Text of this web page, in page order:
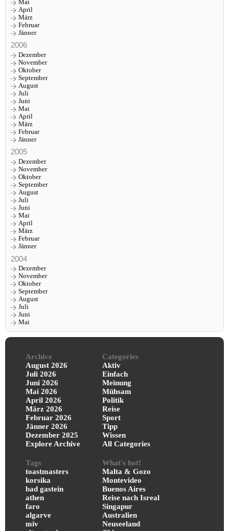
Mai
April
März
Februar
Jänner
2006
Dezember
November
Oktober
September
August
Juli
Juni
Mai
April
März
Februar
Jänner
2005
Dezember
November
Oktober
September
August
Juli
Juni
Mai
April
März
Februar
Jänner
2004
Dezember
November
Oktober
September
August
Juli
Juni
Mai
Archive
August 2026
Juli 2026
Juni 2026
Mai 2026
April 2026
März 2026
Februar 2026
Jänner 2026
Dezember 2025
Explore Archive
Categories
Aktiv
Einfach
Meinung
Mühsam
Politik
Reise
Sport
Tipp
Wissen
All Categories
Tags
toastmasters
korsika
bad gastein
athen
faro
algarve
miv
What's hot!
Malta & Gozo
Montevideo
Buenos Aires
Reise nach Isreal
Singapur
Australien
Neuseeland